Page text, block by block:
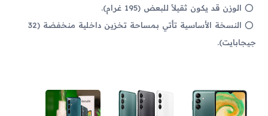
الوزن قد يكون ثقيلاً للبعض (195 غرام).
النسخة الأساسية تأتي بمساحة تخزين داخلية منخفضة (32
جيجابايت).